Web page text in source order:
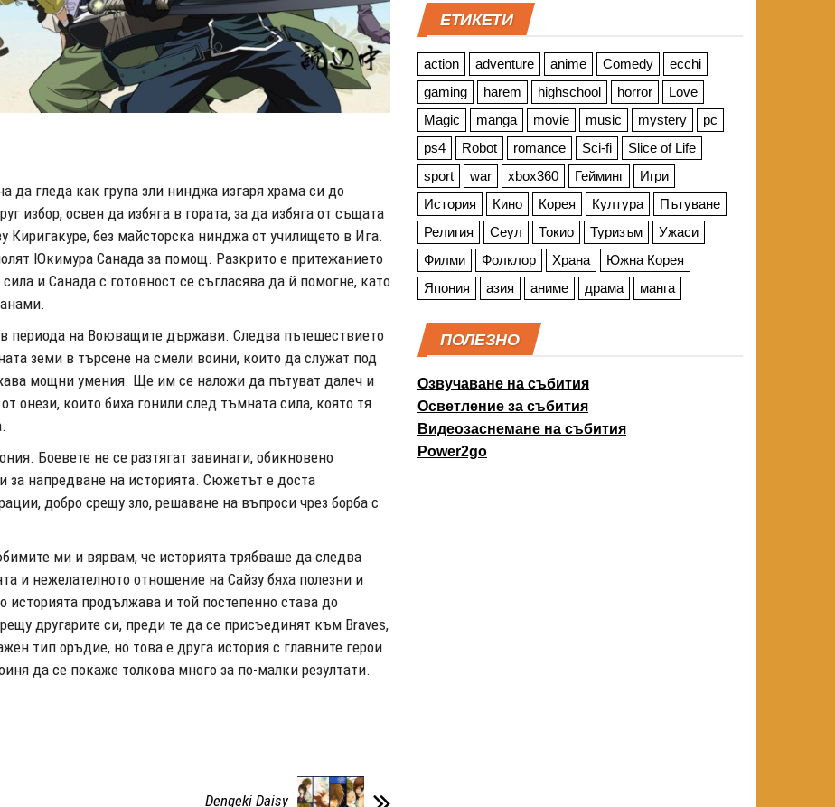
гледа как група зли нинджа изгаря храма си до
избор, освен да избяга в гората, за да избяга от същата
Киригакуре, без майсторска нинджа от училището в Ига.
Юкимура Санада за помощ. Разкрито е притежанието
и Санада с готовност се съгласява да й помогне, като
в периода на Воюващите държави. Следва пътешествието
земи в търсене на смели воини, които да служат под
мощни умения. Ще им се наложи да пътуват далеч и
онези, които биха гонили след тъмната сила, която тя
Боевете не се разтягат завинаги, обикновено
за напредване на историята. Сюжетът е доста
добро срещу зло, решаване на въпроси чрез борба с
ми и вярвам, че историята трябваше да следва
и нежелателното отношение на Сайзу бяха полезни и
историята продължава и той постепенно става до
другарите си, преди те да се присъединят към Braves,
тип оръдие, но това е друга история с главните герои
да се покаже толкова много за по-малки резултати.
Dengeki Daisy
ЕТИКЕТИ
action adventure anime Comedy
ecchi
gaming
harem highschool horror
Love
Magic
manga movie music mystery
pc
ps4
Robot romance Sci-fi
Slice of Life
sport
war xbox360 Гейминг
Игри
История
Кино Корея Култура
Пътуване
Религия
Сеул Токио Туризъм
Ужаси
Филми
Фолклор Храна
Южна Корея
Япония
азия аниме драма манга
ПОЛЕЗНО
Озвучаване на събития
Осветление за събития
Видеозаснемане на събития
Power2go